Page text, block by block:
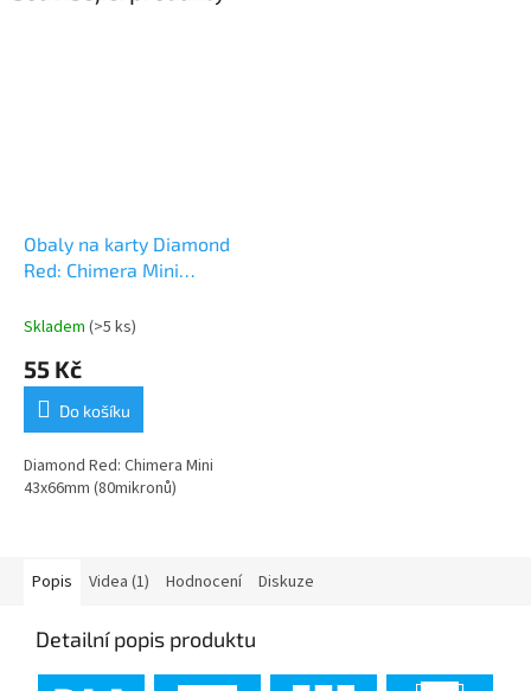
Obaly na karty Diamond
Red: Chimera Mini
Skladem (>5 ks)
55 Kč
Do košíku
Diamond Red: Chimera Mini
43x66mm (80mikronů)
Popis Videa (1) Hodnocení Diskuze
Detailní popis produktu